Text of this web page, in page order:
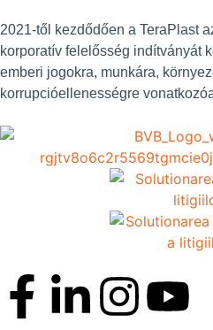
2021-től kezdődően a TeraPlast
korporatív felelősség indítványát
emberi jogokra, munkára,
korrupcióellenességre